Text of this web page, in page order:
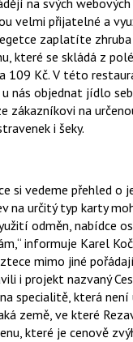
na svých
velmi přijatelné a
zaplatíte
které se skládá z
109 Kč. V této
nás objednat jídlo
na
i šeky.
si vedeme přehled o
na určitý typ karty
odměn, nabídce
informuje Karel
mimo jiné
i projekt nazvaný
specialitě, která
země, ve které
které je cenově